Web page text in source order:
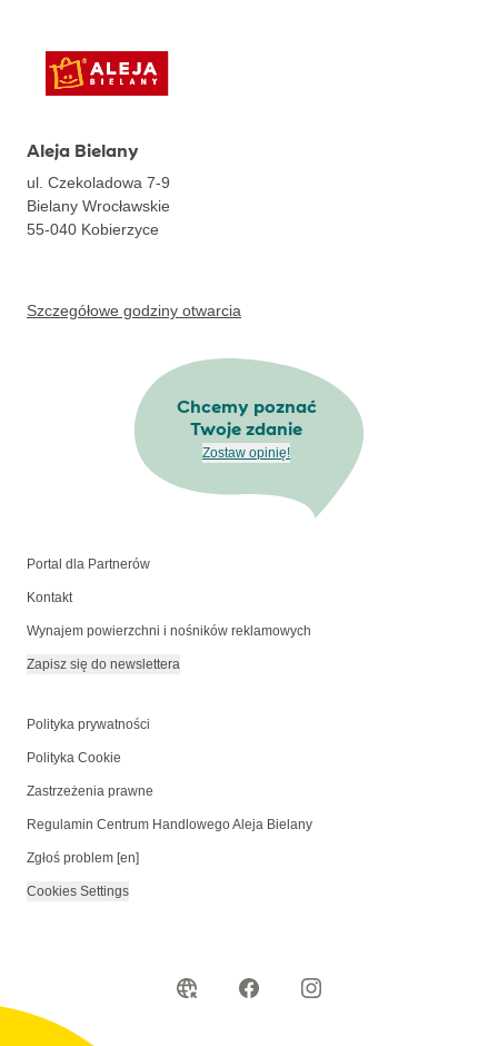
Aleja Bielany
ul. Czekoladowa 7-9
Bielany Wrocławskie
55-040 Kobierzyce
Szczegółowe godziny otwarcia
Chcemy poznać
Twoje zdanie
Zostaw opinię!
Portal dla Partnerów
Kontakt
Wynajem powierzchni i nośników reklamowych
Zapisz się do newslettera
Polityka prywatności
Polityka Cookie
Zastrzeżenia prawne
Regulamin Centrum Handlowego Aleja Bielany
Zgłoś problem [en]
Cookies Settings